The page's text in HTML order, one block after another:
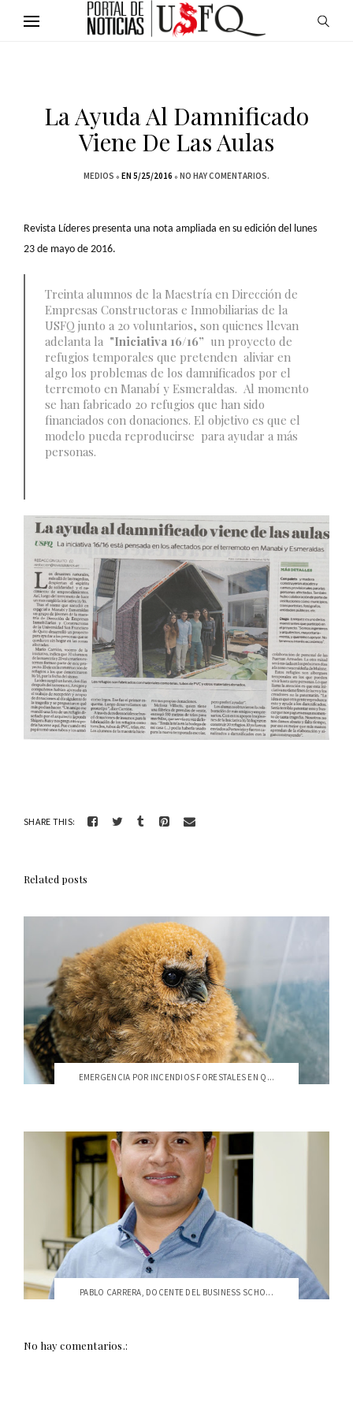
La Ayuda Al Damnificado
Viene De Las Aulas
MEDIOS EN 5/25/2016 NO HAY COMENTARIOS.
Revista Líderes presenta una nota ampliada en su edición del lunes
23 de mayo de 2016.
Treinta alumnos de la Maestría en Dirección de
Empresas Constructoras e Inmobiliarias de la
USFQ junto a 20 voluntarios, son quienes llevan
adelanta la "Iniciativa 16/16” un proyecto de
refugios temporales que pretenden aliviar en
algo los problemas de los damnificados por el
terremoto en Manabí y Esmeraldas. Al momento
se han fabricado 20 refugios que han sido
financiados con donaciones. El objetivo es que el
modelo pueda reproducirse para ayudar a más
personas.
SHARE THIS:
Related posts
EMERGENCIA POR INCENDIOS FORESTALES EN Q...
PABLO CARRERA, DOCENTE DEL BUSINESS SCHO...
No hay comentarios.: